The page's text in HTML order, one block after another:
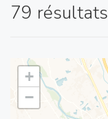
79 résultats
+
−